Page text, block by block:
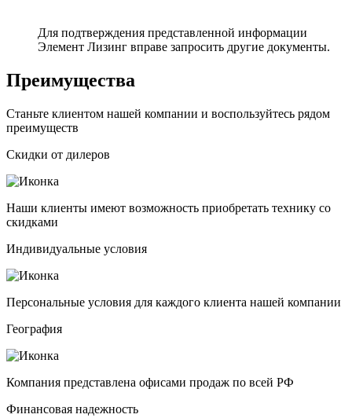
Для подтверждения представленной информации
Элемент Лизинг вправе запросить другие документы.
Преимущества
Станьте клиентом нашей компании и воспользуйтесь рядом
преимуществ
Скидки от дилеров
Наши клиенты имеют возможность приобретать технику со
скидками
Индивидуальные условия
Персональные условия для каждого клиента нашей компании
География
Компания представлена офисами продаж по всей РФ
Финансовая надежность